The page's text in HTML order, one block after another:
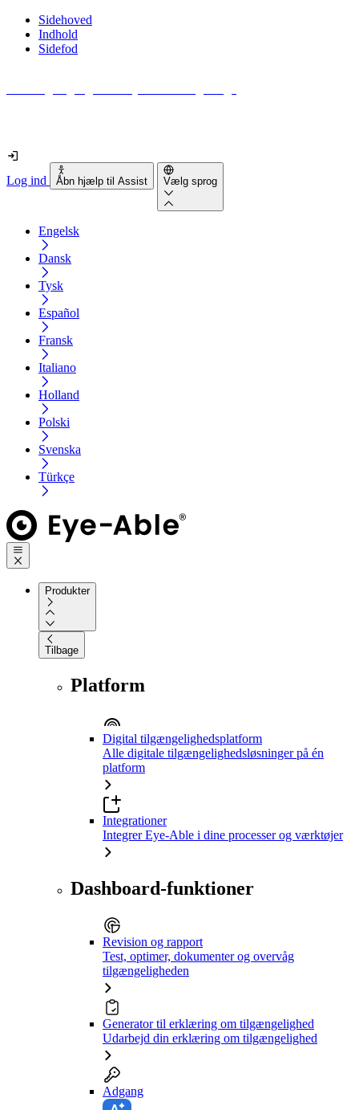
Sidehoved
Indhold
Sidefod
Log ind Åbn hjælp til Assist Vælg sprog
Engelsk
Dansk
Tysk
Español
Fransk
Italiano
Holland
Polski
Svenska
Türkçe
Produkter
Tilbage
Platform
Digital tilgængelighedsplatform
Alle digitale tilgængelighedsløsninger på én
platform
Integrationer
Integrer Eye-Able i dine processer og værktøjer
Dashboard-funktioner
Revision og rapport
Test, optimer, dokumenter og overvåg
tilgængeligheden
Generator til erklæring om tilgængelighed
Udarbejd din erklæring om tilgængelighed
Adgang